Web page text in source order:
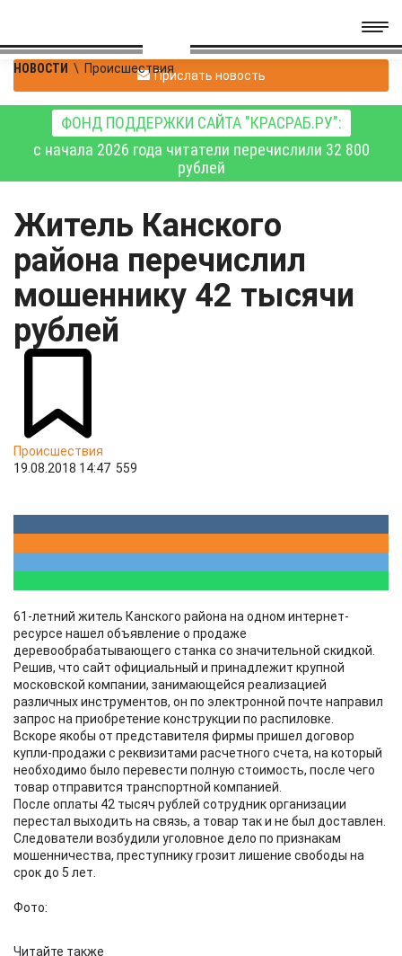
НОВОСТИ \ ПроисшествияПрислать новость
ФОНД ПОДДЕРЖКИ САЙТА "КРАСРАБ.РУ":
с начала 2026 года читатели перечислили 32 800
рублей
Житель Канского
района перечислил
мошеннику 42 тысячи
рублей
Происшествия
19.08.2018 14:47 559
61-летний житель Канского района на одном интернет-
ресурсе нашел объявление о продаже
деревообрабатывающего станка со значительной скидкой.
Решив, что сайт официальный и принадлежит крупной
московской компании, занимающейся реализацией
различных инструментов, он по электронной почте направил
запрос на приобретение конструкции по распиловке.
Вскоре якобы от представителя фирмы пришел договор
купли-продажи с реквизитами расчетного счета, на который
необходимо было перевести полную стоимость, после чего
товар отправится транспортной компанией.
После оплаты 42 тысяч рублей сотрудник организации
перестал выходить на связь, а товар так и не был доставлен.
Следователи возбудили уголовное дело по признакам
мошенничества, преступнику грозит лишение свободы на
срок до 5 лет.
Фото:
Читайте также